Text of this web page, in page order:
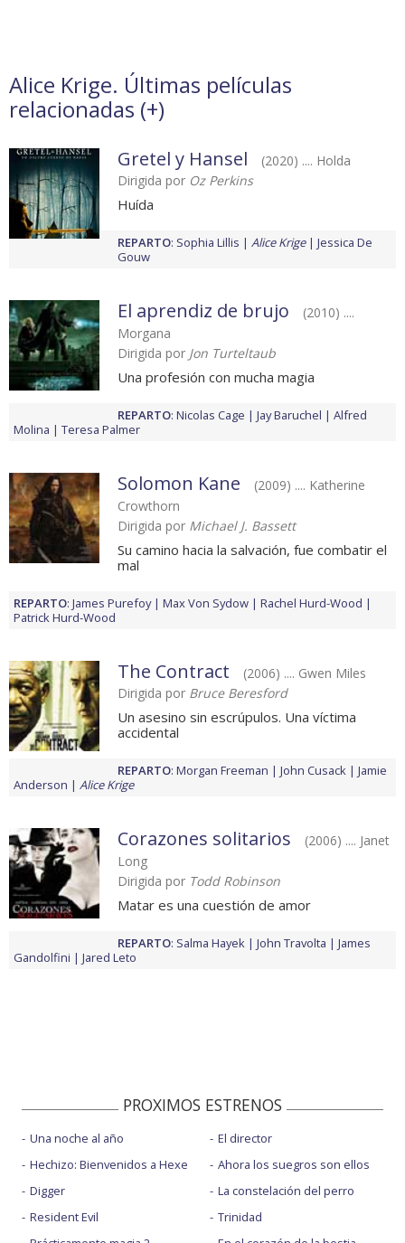
Alice Krige. Últimas películas
relacionadas (+)
Gretel y Hansel
(2020) .... Holda
Dirigida por Oz Perkins
Huída
REPARTO: Sophia Lillis Alice Krige
Jessica De
Gouw
El aprendiz de brujo
(2010) ....
Morgana
Dirigida por Jon Turteltaub
Una profesión con mucha magia
REPARTO: Nicolas Cage Jay Baruchel
Alfred
Molina
Teresa Palmer
Solomon Kane
(2009) .... Katherine
Crowthorn
Dirigida por Michael J. Bassett
Su camino hacia la salvación, fue combatir el
mal
REPARTO: James Purefoy Max Von Sydow
Rachel Hurd-Wood
Patrick Hurd-Wood
The Contract
(2006) .... Gwen Miles
Dirigida por Bruce Beresford
Un asesino sin escrúpulos. Una víctima
accidental
REPARTO: Morgan Freeman John Cusack
Jamie
Anderson
Alice Krige
Corazones solitarios
(2006) .... Janet
Long
Dirigida por Todd Robinson
Matar es una cuestión de amor
REPARTO: Salma Hayek John Travolta
James
Gandolfini
Jared Leto
PROXIMOS ESTRENOS
Una noche al año
Hechizo: Bienvenidos a Hexe
Digger
Resident Evil
El director
Ahora los suegros son ellos
La constelación del perro
Trinidad